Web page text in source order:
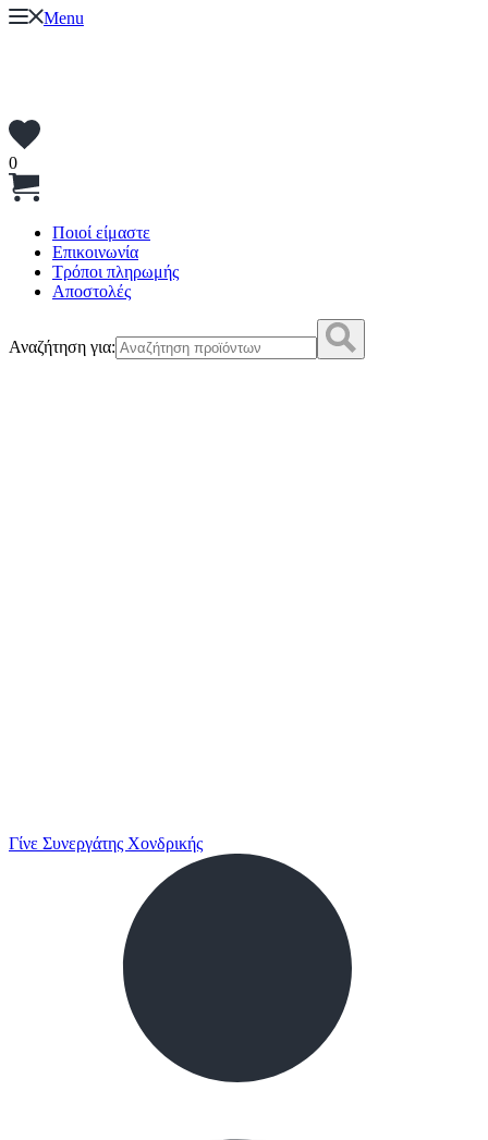
Menu
0
Ποιοί είμαστε
Επικοινωνία
Τρόποι πληρωμής
Αποστολές
Αναζήτηση για:
Γίνε Συνεργάτης Χονδρικής